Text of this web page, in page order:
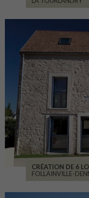
CRÉATION DE 6
FOLLAINVILLE-